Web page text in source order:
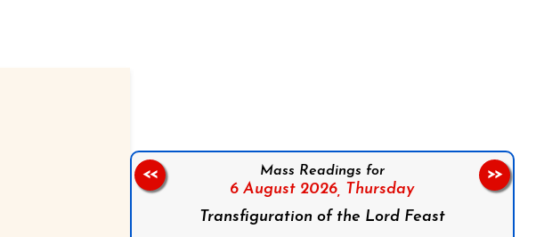
Mass Readings for
6 August 2026, Thursday
Transfiguration of the Lord Feast
<< >>